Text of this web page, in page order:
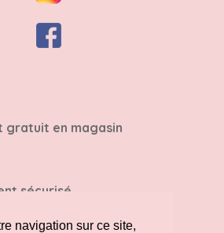
navigation sur ce site,
gratuit en magasin
sécurisé